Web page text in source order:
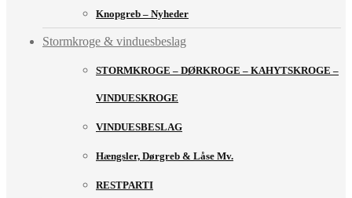
Knopgreb – Nyheder
Stormkroge & vinduesbeslag
STORMKROGE – DØRKROGE – KAHYTSKROGE –
VINDUESKROGE
VINDUESBESLAG
Hængsler, Dørgreb & Låse Mv.
RESTPARTI